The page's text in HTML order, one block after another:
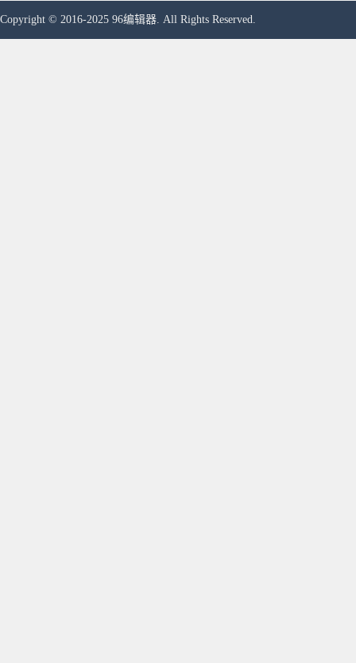
Copyright © 2016-2025 96编辑器. All Rights Reserved.